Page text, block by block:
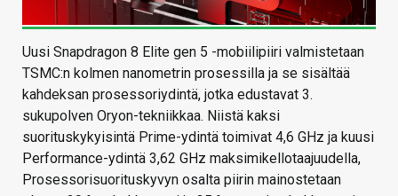
Uusi Snapdragon 8 Elite gen 5 -mobiilipiiri valmistetaan
TSMC:n kolmen nanometrin prosessilla ja se sisältää
kahdeksan prosessoriydintä, jotka edustavat 3.
sukupolven Oryon-tekniikkaa. Niistä kaksi
suorituskykyisintä Prime-ydintä toimivat 4,6 GHz ja kuusi
Performance-ydintä 3,62 GHz maksimikellotaajuudella,
Prosessorisuorituskyvyn osalta piirin mainostetaan